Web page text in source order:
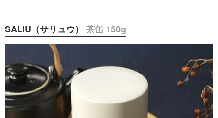
SALIU（サリュウ） 茶缶 150g